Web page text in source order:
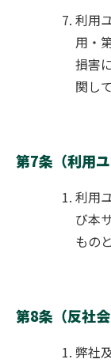
利用
用・
損害
関し
第7条（利用
利用
び本
もの
第8条（反社
弊社